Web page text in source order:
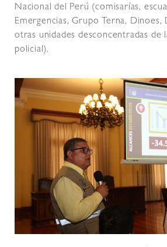
Nacional del Perú (comisarías,
Emergencias, Grupo Terna, Dinoes,
otras unidades desconcentradas de
policial).